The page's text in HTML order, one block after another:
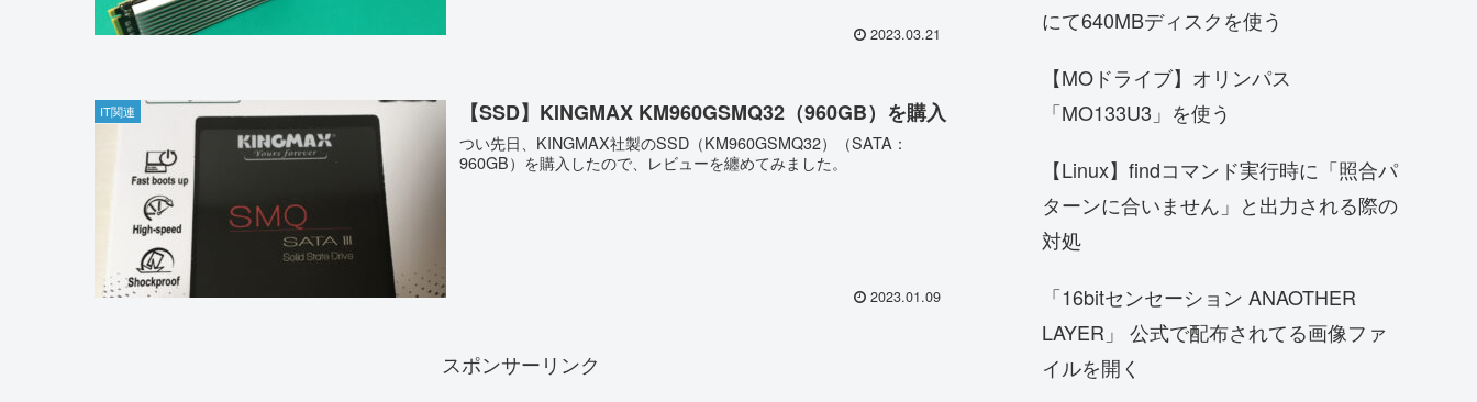
2023.03.21
IT関連 【SSD】KINGMAX KM960GSMQ32（960GB）を購入
つい先日、KINGMAX社製のSSD（KM960GSMQ32）（SATA：
960GB）を購入したので、レビューを纏めてみました。
2023.01.09
スポンサーリンク
にて640MBディスクを使う
【MOドライブ】オリンパス
「MO133U3」を使う
【Linux】findコマンド実行時に「照合パ
ターンに合いません」と出力される際の
対処
「16bitセンセーション ANAOTHER
LAYER」 公式で配布されてる画像ファ
イルを開く